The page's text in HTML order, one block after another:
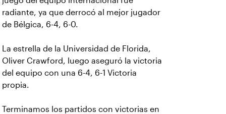
radiante, ya que derrocó al mejor jugador
de Bélgica, 6-4, 6-0.
La estrella de la Universidad de Florida,
Oliver Crawford, luego aseguró la victoria
del equipo con una 6-4, 6-1 Victoria
propia.
Terminamos los partidos con victorias en